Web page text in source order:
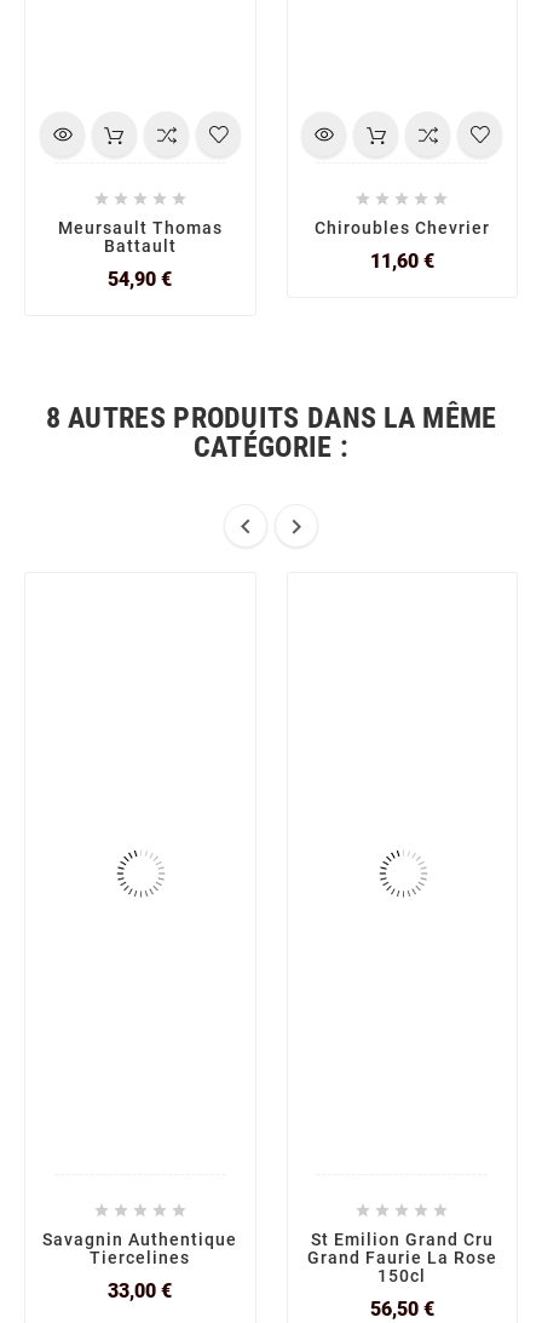
    
Meursault Thomas
Battault
54,90 €Prix
    
Chiroubles Chevrier
11,60 €Prix
8 AUTRES PRODUITS DANS LA MÊME
CATÉGORIE :
 
    
Savagnin Authentique
Tiercelines
33,00 €Prix
    
St Emilion Grand Cru
Grand Faurie La Rose
150cl
56,50 €Prix